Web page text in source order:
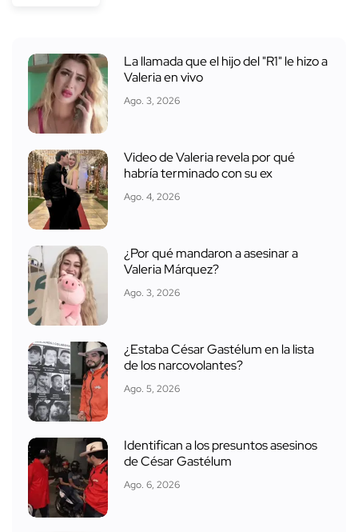
La llamada que el hijo del "R1" le hizo a
Valeria en vivo
Ago. 3, 2026
Video de Valeria revela por qué
habría terminado con su ex
Ago. 4, 2026
¿Por qué mandaron a asesinar a
Valeria Márquez?
Ago. 3, 2026
¿Estaba César Gastélum en la lista
de los narcovolantes?
Ago. 5, 2026
Identifican a los presuntos asesinos
de César Gastélum
Ago. 6, 2026